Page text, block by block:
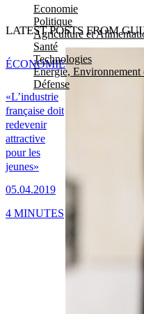
Economie
Politique
Agriculture et
Santé
Technologies
Energie, Environnement
Défense
LATEST POSTS FROM
«L’industrie
française doit
redevenir
attractive
pour les
jeunes»
05.04.2019
ÉCONOMIE
4 MINUTES